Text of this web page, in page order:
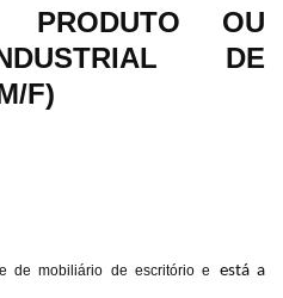
PRODUTO OU
DE
F)
de mobiliário de escritório e está a